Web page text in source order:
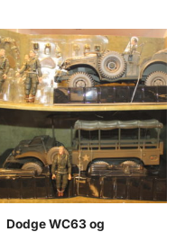
Dodge WC63 og